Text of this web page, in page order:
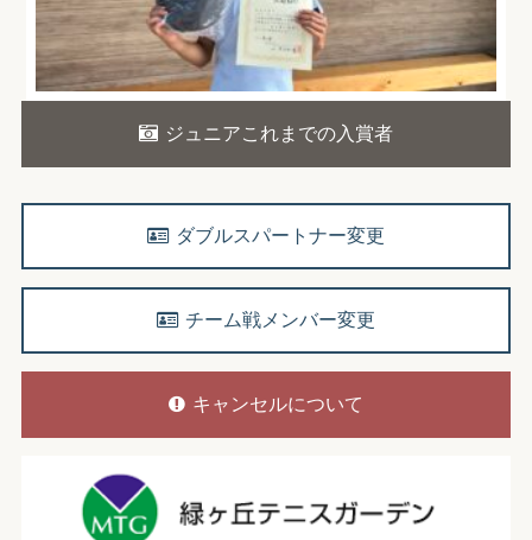
ジュニアこれまでの入賞者
ダブルスパートナー変更
チーム戦メンバー変更
キャンセルについて